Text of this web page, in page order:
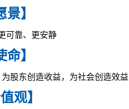
景】
可靠、更安静
命】
股东创造收益，为社会创造效益
观】